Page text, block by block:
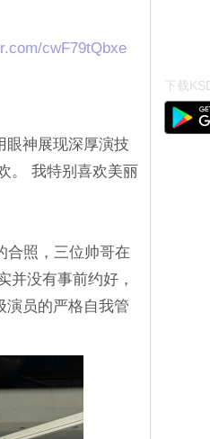
cwF79tQbxe
眼神展现深厚演技
。 我特别喜欢美丽
合照，三位帅哥在
并没有事前约好，
演员的严格自我管
下载